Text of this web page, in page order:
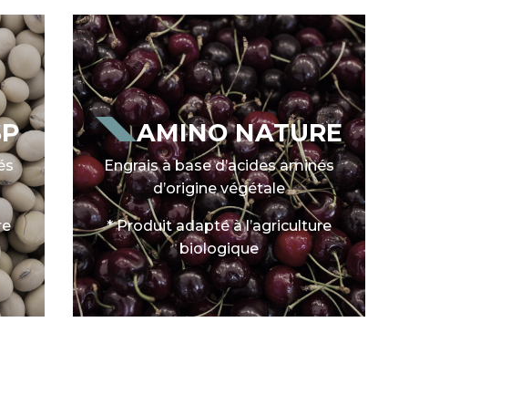
AMINO NATURE
Engrais à base d’acides aminés
d’origine végétale
* Produit adapté à l’agriculture
biologique